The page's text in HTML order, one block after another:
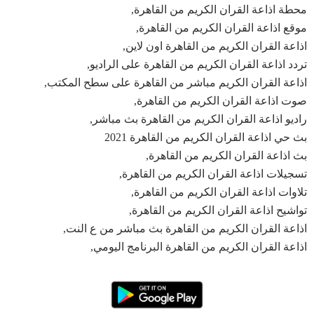
محطة اذاعة القران الكريم من القاهرة,
موقع اذاعة القران الكريم من القاهرة,
اذاعة القران الكريم من القاهرة اون لاين,
تردد اذاعة القران الكريم من القاهرة على الراديو,
اذاعة القران الكريم مباشر من القاهرة على سطح المكتب,
صوت اذاعة القران الكريم من القاهرة,
راديو اذاعة القران الكريم من القاهرة بث مباشر,
بث حي اذاعة القران الكريم من القاهرة 2021
بث اذاعة القران الكريم من القاهرة,
تسجيلات اذاعة القران الكريم من القاهرة,
تلاوات اذاعة القران الكريم من القاهرة,
تواشيح اذاعة القران الكريم من القاهرة,
اذاعة القران الكريم من القاهرة بث مباشر من ع النت,
اذاعة القران الكريم من القاهرة البرنامج اليومي,